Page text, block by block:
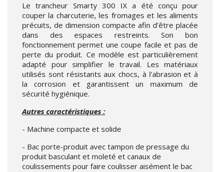
Le trancheur Smarty 300 IX a été conçu pour
couper la charcuterie, les fromages et les aliments
précuits, de dimension compacte afin d’être placée
dans des espaces restreints. Son bon
fonctionnement permet une coupe facile et pas de
perte du produit. Ce modèle est particulièrement
adapté pour simplifier le travail. Les matériaux
utilisés sont résistants aux chocs, à l'abrasion et à
la corrosion et garantissent un maximum de
sécurité hygiénique.
Autres caractéristiques :
- Machine compacte et solide
- Bac porte-produit avec tampon de pressage du
produit basculant et moleté et canaux de
coulissements pour faire coulisser aisément le bac